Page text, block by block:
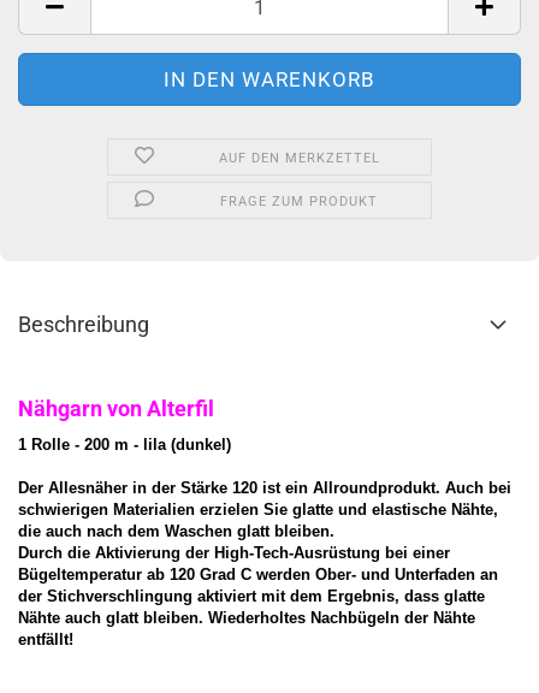
AUF DEN MERKZETTEL
FRAGE ZUM PRODUKT
Beschreibung
Nähgarn von Alterfil
1 Rolle - 200 m - lila (dunkel)
Der Allesnäher in der Stärke 120 ist ein Allroundprodukt. Auch bei
schwierigen Materialien erzielen Sie glatte und elastische Nähte,
die auch nach dem Waschen glatt bleiben.
Durch die Aktivierung der High-Tech-Ausrüstung bei einer
Bügeltemperatur ab 120 Grad C werden Ober- und Unterfaden an
der Stichverschlingung aktiviert mit dem Ergebnis, dass glatte
Nähte auch glatt bleiben. Wiederholtes Nachbügeln der Nähte
entfällt!